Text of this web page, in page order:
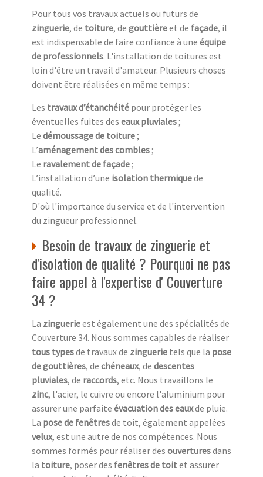
Pour tous vos travaux actuels ou futurs de
zinguerie, de toiture, de gouttièreet de façade, il
est indispensable de faire confiance à une équipe
de professionnels. L'installation de toitures est
loin d'être un travail d'amateur. Plusieurs choses
doivent être réalisées en même temps :
Les travaux d’étanchéité pour protéger les
éventuelles fuites des eaux pluviales;
Le démoussage de toiture;
L’aménagement des combles;
Le ravalement de façade;
L’installation d’une isolation thermiquede
qualité.
D'où l'importance du service et de l'intervention
du zingueur professionnel.
Besoin de travaux de zinguerie et
d'isolation de qualité ? Pourquoi ne pas
faire appel à l'expertise d' Couverture
34 ?
La zinguerieest également une des spécialités de
Couverture 34. Nous sommes capables de réaliser
tous typesde travaux de zinguerie tels que la pose
de gouttières, de chéneaux, de descentes
pluviales, de raccords, etc. Nous travaillons le
zinc, l'acier, le cuivre ou encore l'aluminium pour
assurer une parfaite évacuation des eauxde pluie.
La pose de fenêtresde toit, également appelées
velux, est une autre de nos compétences. Nous
sommes formés pour réaliser des ouverturesdans
la toiture, poser des fenêtres de toitet assurer